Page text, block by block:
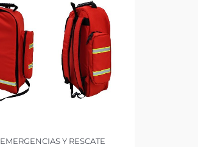
EMERGENCIAS Y RESCATE